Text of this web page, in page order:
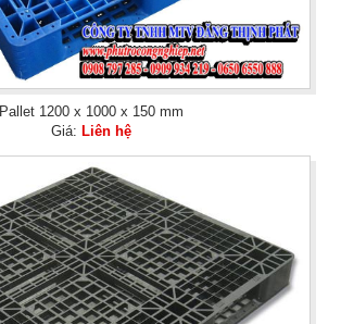
Pallet 1200 x 1000 x 150 mm
Giá: Liên hệ